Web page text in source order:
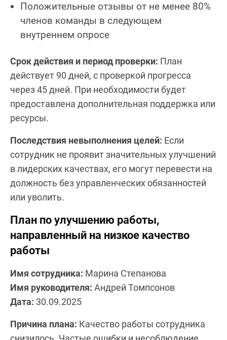
Положительные отзывы от не менее 80%
членов команды в следующем
внутреннем опросе
Срок действия и период проверки: План
действует 90 дней, с проверкой прогресса
через 45 дней. При необходимости будет
предоставлена дополнительная поддержка или
ресурсы.
Последствия невыполнения целей: Если
сотрудник не проявит значительных улучшений
в лидерских качествах, его могут перевести на
должность без управленческих обязанностей
или уволить.
План по улучшению работы,
направленный на низкое качество
работы
Имя сотрудника: Марина Степанова
Имя руководителя: Андрей Томпсонов
Дата: 30.09.2025
Причина плана: Качество работы сотрудника